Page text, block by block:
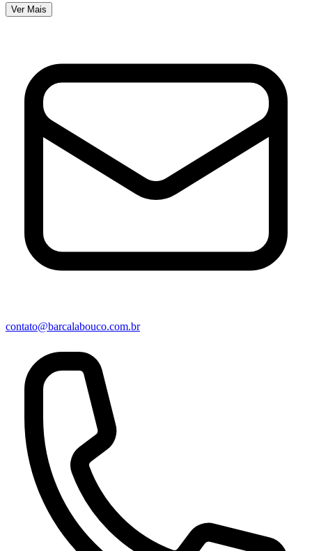
Ver Mais
contato@barcalabouco.com.br